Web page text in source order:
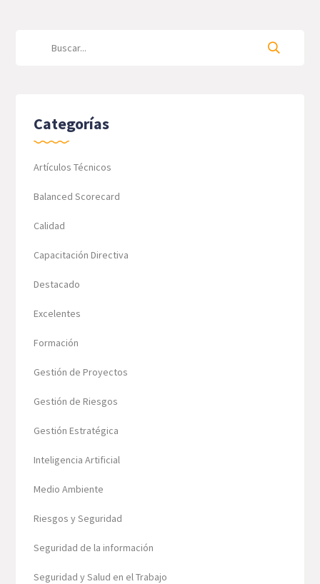
Categorías
Artículos Técnicos
Balanced Scorecard
Calidad
Capacitación Directiva
Destacado
Excelentes
Formación
Gestión de Proyectos
Gestión de Riesgos
Gestión Estratégica
Inteligencia Artificial
Medio Ambiente
Riesgos y Seguridad
Seguridad de la información
Seguridad y Salud en el Trabajo